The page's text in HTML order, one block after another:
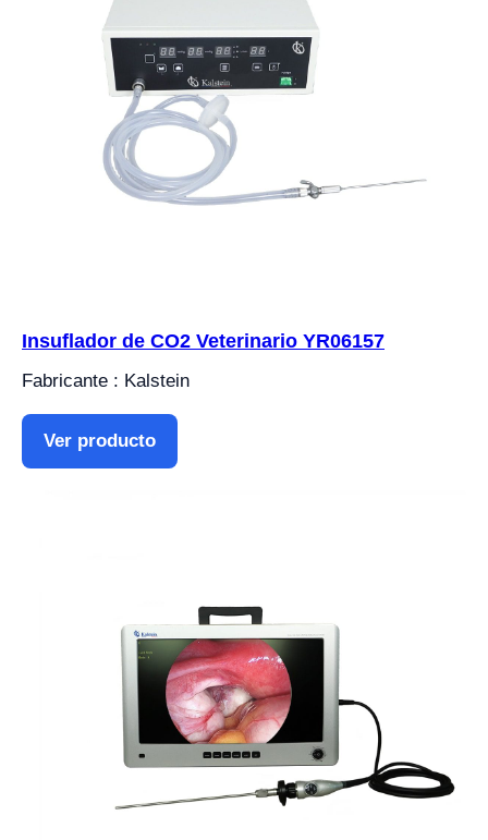
Insuflador de CO2 Veterinario YR06157
Fabricante : Kalstein
Ver producto